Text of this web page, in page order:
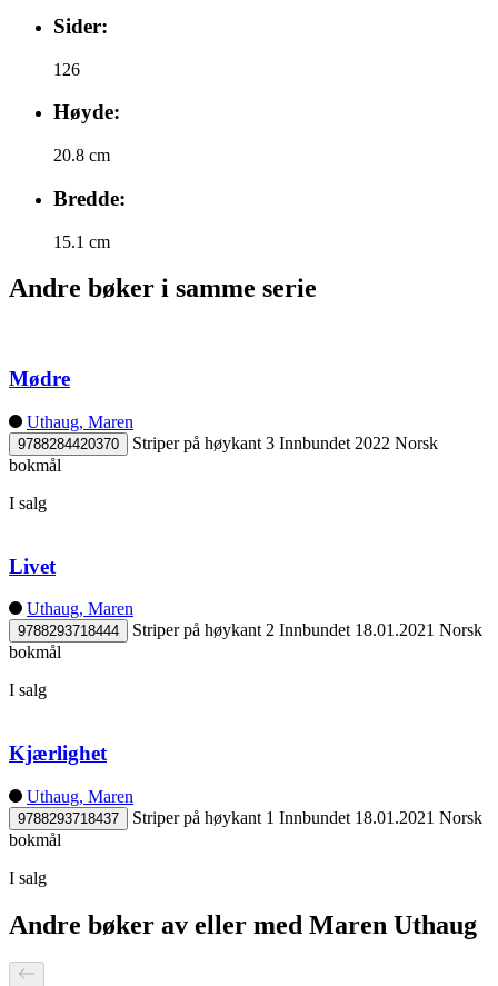
Sider:
126
Høyde:
20.8 cm
Bredde:
15.1 cm
Andre bøker i samme serie
Mødre
Uthaug, Maren
9788284420370 Striper på høykant 3 Innbundet 2022 Norsk
bokmål
I salg
Livet
Uthaug, Maren
9788293718444 Striper på høykant 2 Innbundet 18.01.2021 Norsk
bokmål
I salg
Kjærlighet
Uthaug, Maren
9788293718437 Striper på høykant 1 Innbundet 18.01.2021 Norsk
bokmål
I salg
Andre bøker av eller med Maren Uthaug